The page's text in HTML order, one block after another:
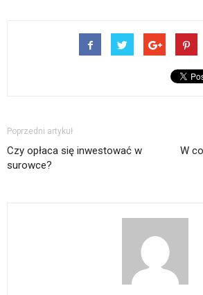
Poprzedni artykuł
Czy opłaca się inwestować w
surowce?
W